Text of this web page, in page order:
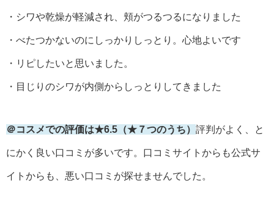
・シワや乾燥が軽減され、頬がつるつるになりました
・べたつかないのにしっかりしっとり。心地よいです
・リピしたいと思いました。
・目じりのシワが内側からしっとりしてきました
＠コスメでの評価は★6.5（★７つのうち） 評判がよく、と
にかく良い口コミが多いです。口コミサイトからも公式サ
イトからも、悪い口コミが探せませんでした。